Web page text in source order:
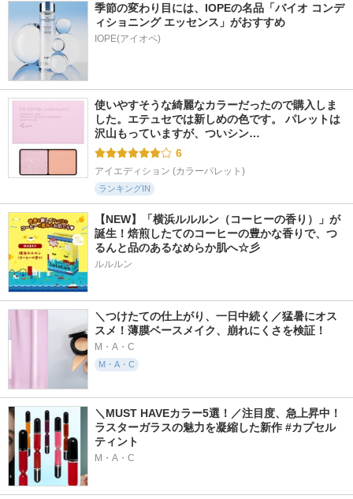
季節の変わり目には、IOPEの名品「バイオ コンデ
ィショニング エッセンス」がおすすめ
IOPE(アイオペ)
使いやすそうな綺麗なカラーだったので購入しま
した。エテュセでは新しめの色です。 パレットは
沢山もっていますが、ついシン…
6
アイエディション (カラーパレット)
ランキングIN
【NEW】「横浜ルルルン（コーヒーの香り）」が
誕生！焙煎したてのコーヒーの豊かな香りで、つ
るんと品のあるなめらか肌へ☆彡
ルルルン
＼つけたての仕上がり、一日中続く／猛暑にオス
スメ！薄膜ベースメイク、崩れにくさを検証！
M・A・C
M・A・C
＼MUST HAVEカラー5選！／注目度、急上昇中！
ラスターガラスの魅力を凝縮した新作 #カプセル
ティント
M・A・C